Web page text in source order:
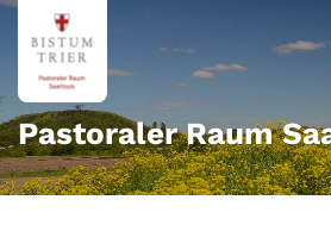
Zum Inhalt springen
Pastoraler Raum